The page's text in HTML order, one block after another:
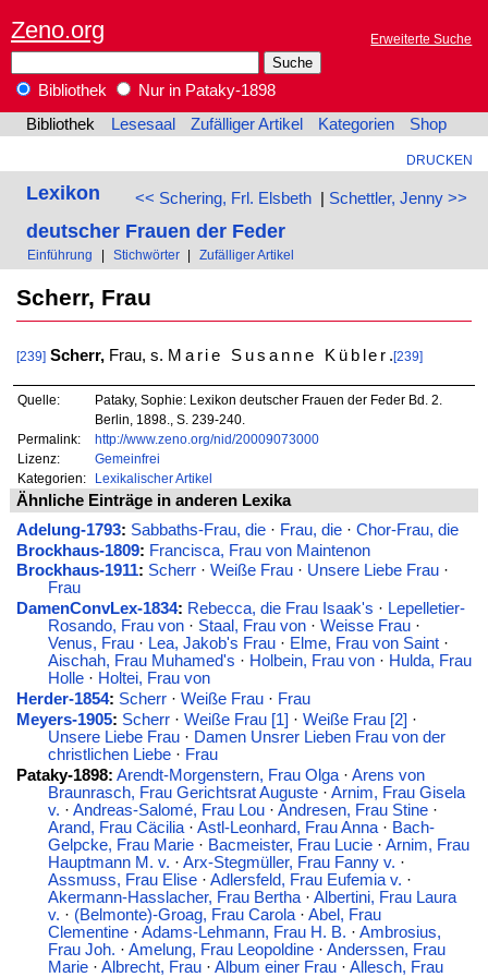
Zeno.org Erweiterte Suche
Bibliothek
Nur in Pataky-1898
Bibliothek
Lesesaal Zufälliger Artikel Kategorien Shop
DRUCKEN
<< Schering, Frl. Elsbeth| Schettler, Jenny >>
Lexikon
deutscher Frauen der Feder
Einführung | Stichwörter | Zufälliger Artikel
Scherr, Frau
[239] Scherr,Frau, s. Marie Susanne Kübler .[239]
Quelle:
Pataky, Sophie: Lexikon deutscher Frauen der Feder Bd. 2.
Berlin, 1898., S. 239-240.
Permalink:
http://www.zeno.org/nid/20009073000
Lizenz:
Gemeinfrei
Kategorien:
Lexikalischer Artikel
Ähnliche Einträge in anderen Lexika
Adelung-1793: Sabbaths-Frau, die· Frau, die· Chor-Frau, die
Brockhaus-1809: Francisca, Frau von Maintenon
Brockhaus-1911: Scherr· Weiße Frau· Unsere Liebe Frau·
Frau
DamenConvLex-1834: Rebecca, die Frau Isaak's · Lepelletier-
Rosando, Frau von· Staal, Frau von· Weisse Frau·
Venus, Frau· Lea, Jakob's Frau· Elme, Frau von Saint·
Aischah, Frau Muhamed's · Holbein, Frau von· Hulda, Frau
Holle· Holtei, Frau von
Herder-1854: Scherr· Weiße Frau· Frau
Meyers-1905: Scherr· Weiße Frau [1] · Weiße Frau [2] ·
Unsere Liebe Frau· Damen Unsrer Lieben Frau von der
christlichen Liebe· Frau
Pataky-1898: Arendt-Morgenstern, Frau Olga· Arens von
Braunrasch, Frau Gerichtsrat Auguste· Arnim, Frau Gisela
v. · Andreas-Salomé, Frau Lou· Andresen, Frau Stine·
Arand, Frau Cäcilia· Astl-Leonhard, Frau Anna· Bach-
Gelpcke, Frau Marie· Bacmeister, Frau Lucie· Arnim, Frau
Hauptmann M. v. · Arx-Stegmüller, Frau Fanny v. ·
Assmuss, Frau Elise· Adlersfeld, Frau Eufemia v. ·
Akermann-Hasslacher, Frau Bertha· Albertini, Frau Laura
v. · (Belmonte)-Groag, Frau Carola· Abel, Frau
Clementine· Adams-Lehmann, Frau H. B. · Ambrosius,
Frau Joh. · Amelung, Frau Leopoldine· Anderssen, Frau
Marie· Albrecht, Frau· Album einer Frau· Allesch, Frau